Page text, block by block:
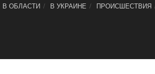
В ОБЛАСТИ В УКРАИНЕ ПРОИСШЕСТВИЯ